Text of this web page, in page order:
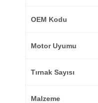
OEM Kodu
Motor Uyumu
Tırnak Sayısı
Malzeme